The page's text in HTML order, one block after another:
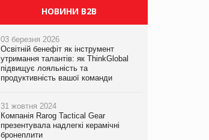
НОВИНИ B2B
03 березня 2026
Освітній бенефіт як інструмент
утримання талантів: як ThinkGlobal
підвищує лояльність та
продуктивність вашої команди
31 жовтня 2024
Компанія Rarog Tactical Gear
презентувала надлегкі керамічні
бронеплити